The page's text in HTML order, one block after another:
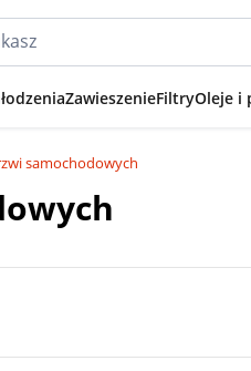
ZawieszenieFiltryOleje i
samochodowych